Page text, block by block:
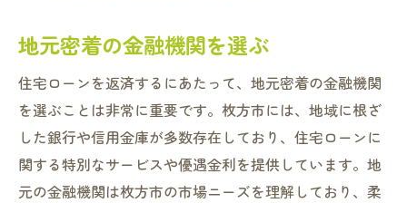
地元密着の金融機関を選ぶ
住宅ローンを返済するにあたって、地元密着の金融機関
を選ぶことは非常に重要です。枚方市には、地域に根ざ
した銀行や信用金庫が多数存在しており、住宅ローンに
関する特別なサービスや優遇金利を提供しています。地
元の金融機関は枚方市の市場ニーズを理解しており、柔